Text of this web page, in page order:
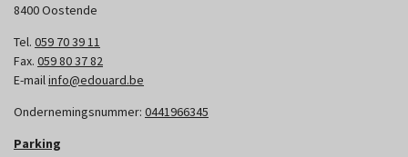
8400 Oostende
Tel. 059 70 39 11
Fax. 059 80 37 82
E-mailinfo@edouard.be
Ondernemingsnummer: 0441966345
Parking